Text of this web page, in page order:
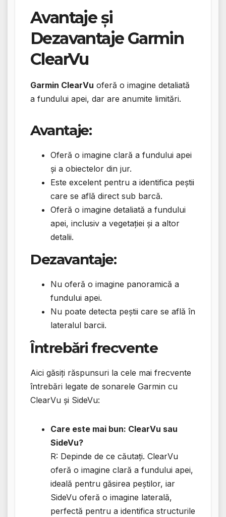
Avantaje și
Dezavantaje Garmin
ClearVu
Garmin ClearVu oferă o imagine detaliată
a fundului apei, dar are anumite limitări.
Avantaje:
Oferă o imagine clară a fundului apei
și a obiectelor din jur.
Este excelent pentru a identifica peștii
care se află direct sub barcă.
Oferă o imagine detaliată a fundului
apei, inclusiv a vegetației și a altor
detalii.
Dezavantaje:
Nu oferă o imagine panoramică a
fundului apei.
Nu poate detecta peștii care se află în
lateralul barcii.
Întrebări frecvente
Aici găsiți răspunsuri la cele mai frecvente
întrebări legate de sonarele Garmin cu
ClearVu și SideVu:
Care este mai bun: ClearVu sau
SideVu?
R: Depinde de ce căutați. ClearVu
oferă o imagine clară a fundului apei,
ideală pentru găsirea peștilor, iar
SideVu oferă o imagine laterală,
perfectă pentru a identifica structurile